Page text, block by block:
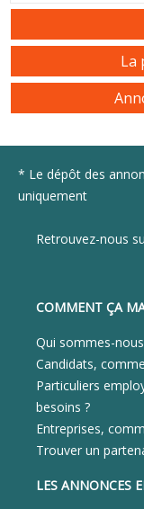
La
* Le dépôt des
uniquement
Retrouvez-nous
COMMENT ÇA
Qui sommes-
Candidats,
Particuliers
besoins ?
Entreprises,
Trouver un
LES ANNONCES